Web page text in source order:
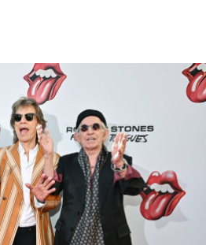
ΣΥΝΔΕΣΗ
Απόψεις
Αρθρογραφία
The Hill
Υγεία